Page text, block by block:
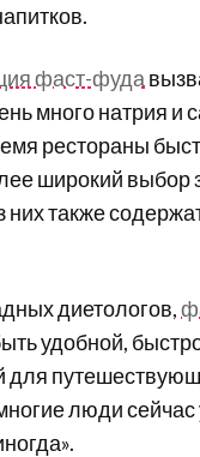
фаст-фуда
много натрия и
рестораны
широкий выбор
них также
диетологов,
удобной,
для
люди